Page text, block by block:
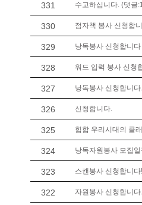
331 수고하십니다. (댓글
330 점자책 봉사 신청합
329 낭독봉사 신청합니
328 워드 입력 봉사 신청
327 낭독봉사 신청합니다.
326 신청합니다.
325 힙합 우리시대의 클
324 낭독자원봉사 모집
323 스캔봉사 신청합니다!
322 자원봉사 신청합니